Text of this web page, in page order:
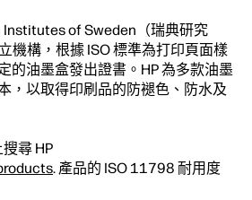
Institutes of Sweden（瑞典研究
機構，根據 ISO 標準為打印頁面樣
的油墨盒發出證書。HP 為多款油墨
，以取得印刷品的防褪色、防水及
尋 HP
. 產品的 ISO 11798 耐用度